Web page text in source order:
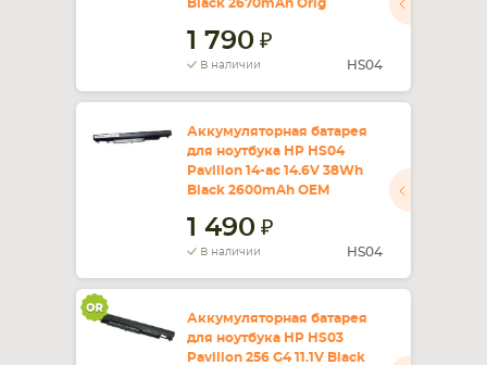
КОМПЛЕКТУЮЩИЕ
Black 2670mAh Orig
1 790
В наличии HS04
Аккумуляторная батарея
для ноутбука HP HS04
Pavilion 14-ac 14.6V 38Wh
Black 2600mAh OEM
1 490
В наличии HS04
Аккумуляторная батарея
для ноутбука HP HS03
Pavilion 256 G4 11.1V Black